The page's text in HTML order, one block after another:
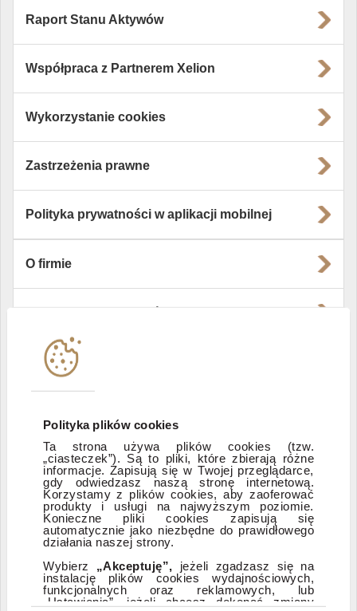
Polityka plików cookies
Ta strona używa plików cookies (tzw.
„ciasteczek”). Są to pliki, które zbierają różne
informacje. Zapisują się w Twojej przeglądarce,
gdy odwiedzasz naszą stronę internetową.
Korzystamy z plików cookies, aby zaoferować
produkty i usługi na najwyższym poziomie.
Konieczne pliki cookies zapisują się
automatycznie jako niezbędne do prawidłowego
działania naszej strony.
Wybierz „Akceptuję”, jeżeli zgadzasz się na
instalację plików cookies wydajnościowych,
funkcjonalnych oraz reklamowych, lub
„Ustawienia”, jeżeli chcesz dokonać zmiany
Raport Stanu Aktywów
Współpraca z Partnerem Xelion
Wykorzystanie cookies
Zastrzeżenia prawne
Polityka prywatności w aplikacji mobilnej
O firmie
Instytucje współpracujące
Zastrzeżenia prawne
ESG